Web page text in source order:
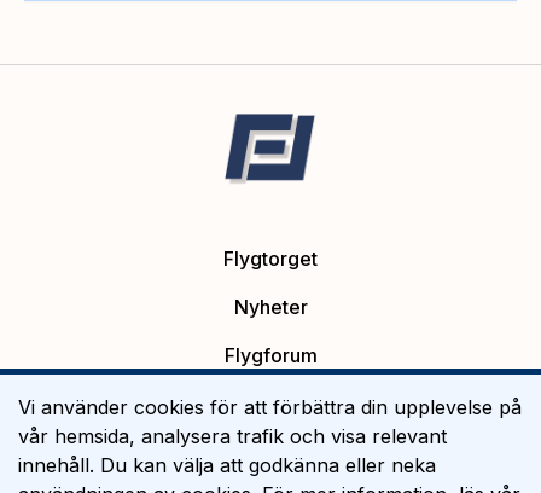
Flygtorget
Nyheter
Flygforum
Platsannonser
Flygutbildning
Vi använder cookies för att förbättra din upplevelse på
vår hemsida, analysera trafik och visa relevant
innehåll. Du kan välja att godkänna eller neka